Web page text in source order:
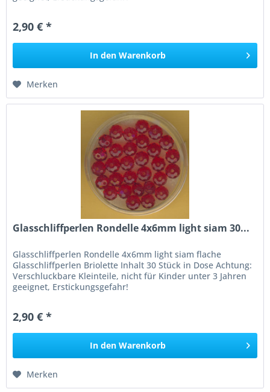
2,90 € *
In den Warenkorb
Merken
Glasschliffperlen Rondelle 4x6mm light siam 30...
Glasschliffperlen Rondelle 4x6mm light siam flache
Glasschliffperlen Briolette Inhalt 30 Stück in Dose Achtung:
Verschluckbare Kleinteile, nicht für Kinder unter 3 Jahren
geeignet, Erstickungsgefahr!
2,90 € *
In den Warenkorb
Merken